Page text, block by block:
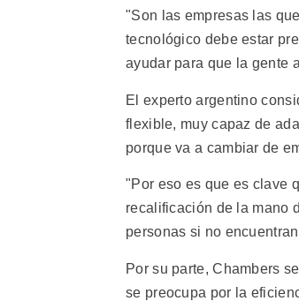
"Son las empresas las
tecnológico debe estar
ayudar para que la gente
El experto argentino
flexible, muy capaz de
porque va a cambiar de
"Por eso es que es clave
recalificación de la mano
personas si no
Por su parte, Chambers
se preocupa por la